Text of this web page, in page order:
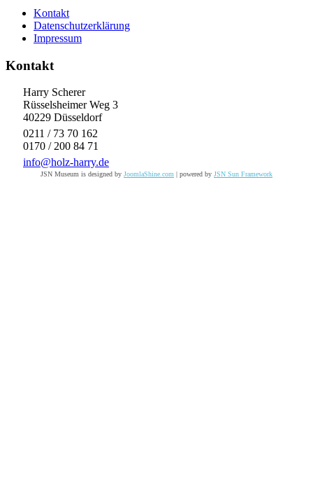
Kontakt
Datenschutzerklärung
Impressum
Kontakt
Harry Scherer
Rüsselsheimer Weg 3
40229 Düsseldorf
0211 / 73 70 162
0170 / 200 84 71
info@holz-harry.de
JSN Museum is designed by JoomlaShine.com | powered by JSN Sun Framework